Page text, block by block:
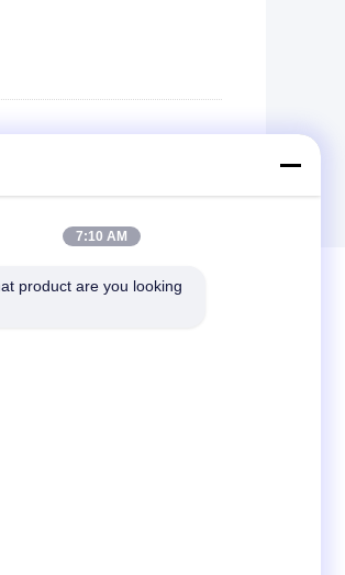
7:10 AM
product are you looking